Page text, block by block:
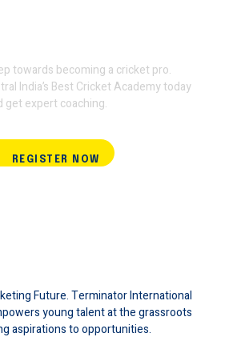
towards becoming a cricket pro.
India’s Best Cricket Academy today
get expert coaching.
REGISTER NOW
Future. Terminator International
young talent at the grassroots
aspirations to opportunities.